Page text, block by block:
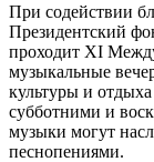
При содействии
Президентский
проходит ХI
музыкальные
культуры и
субботними и
музыки могут
песнопениями.